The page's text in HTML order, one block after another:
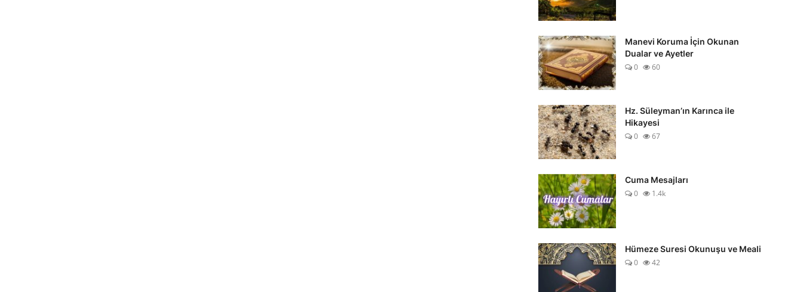
Manevi Koruma İçin Okunan
Dualar ve Ayetler
0
60
Hz. Süleyman’ın Karınca ile
Hikayesi
0
67
Cuma Mesajları
0
1.4k
Hümeze Suresi Okunuşu ve Meali
0
42